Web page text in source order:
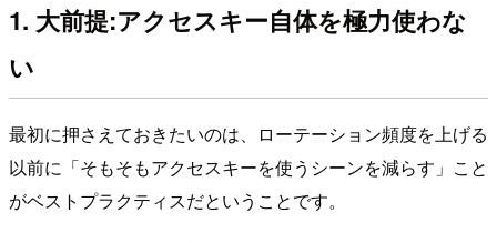
1. 大前提:アクセスキー自体を極力使わな
い
最初に押さえておきたいのは、ローテーション頻度を上げる
以前に「そもそもアクセスキーを使うシーンを減らす」こと
がベストプラクティスだということです。